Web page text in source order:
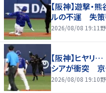
【阪神】遊撃・
ルの不運 失策
2026/08/08 19:11
【阪神】ヒヤリ
シアが衝突 京
2026/08/08 19:10